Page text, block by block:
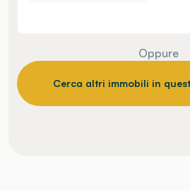
Oppure
Cerca altri immobili in